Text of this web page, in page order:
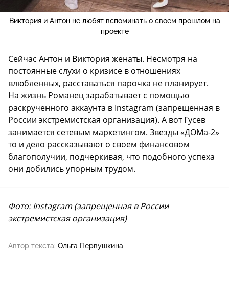
Виктория и Антон не любят вспоминать о своем прошлом на
проекте
Сейчас Антон и Виктория женаты. Несмотря на
постоянные слухи о кризисе в отношениях
влюбленных, расставаться парочка не планирует.
На жизнь Романец зарабатывает с помощью
раскрученного аккаунта в Instagram (запрещенная в
России экстремистская организация). А вот Гусев
занимается сетевым маркетингом. Звезды «ДОМа-2»
то и дело рассказывают о своем финансовом
благополучии, подчеркивая, что подобного успеха
они добились упорным трудом.
Фото: Instagram (запрещенная в России
экстремистская организация)
Автор текста: Ольга Первушкина